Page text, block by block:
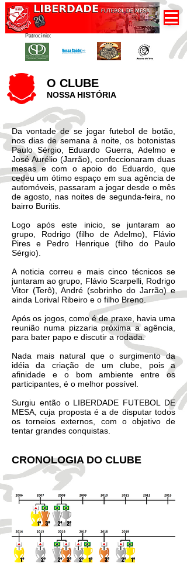
Patrocínio:
O CLUBE
NOSSA HISTÓRIA
Da vontade de se jogar futebol de botão,
nos dias de semana à noite, os botonistas
Paulo Sérgio, Eduardo Guerra, Adelmo e
José Aurélio (Jarrão), confeccionaram duas
mesas e com o apoio do Eduardo, que
cedeu um ótimo espaço em sua agência de
automóveis, passaram a jogar desde o mês
de agosto, nas noites de segunda-feira, no
bairro Buritis.
Logo após este inicio, se juntaram ao
grupo, Rodrigo (filho de Adelmo), Flávio
Pires e Pedro Henrique (filho do Paulo
Sérgio).
A noticia correu e mais cinco técnicos se
juntaram ao grupo, Flávio Scarpelli, Rodrigo
Vitor (Terô), André (sobrinho do Jarrão) e
ainda Lorival Ribeiro e o filho Breno.
Após os jogos, como é de praxe, havia uma
reunião numa pizzaria próxima a agência,
para bater papo e discutir a rodada.
Nada mais natural que o surgimento da
idéia da criação de um clube, pois a
afinidade e o bom ambiente entre os
participantes, é o melhor possível.
Surgiu então o LIBERDADE FUTEBOL DE
MESA, cuja proposta é a de disputar todos
os torneios externos, com o objetivo de
tentar grandes conquistas.
CRONOLOGIA DO CLUBE